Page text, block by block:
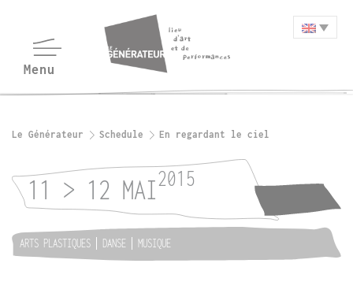
Le Générateur Schedule En regardant le ciel
11 > 12 MAI2015
ARTS PLASTIQUES DANSE MUSIQUE